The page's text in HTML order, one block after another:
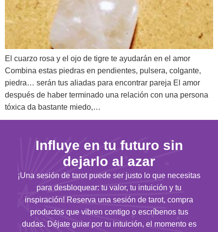
El cuarzo rosa y el ojo de tigre te ayudarán en el amor
Combina estas piedras en pendientes, pulsera, colgante,
piedra… serán tus aliadas para encontrar pareja El amor
después de haber terminado una relación con una persona
tóxica da bastante miedo,…
Influye en tu futuro sin
dejarlo al azar
¡Una sesión de tarot puede ser justo lo que necesitas
para desbloquear: tu valor, tu intuición y tu
inspiración! Reserva una sesión de tarot, compra
productos que vibren contigo o escríbenos tus
dudas. Déjate guiar por tu intuición, el momento es